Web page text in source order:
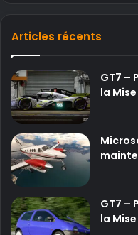
Articles récents
GT7 –
la
GT7 –
la